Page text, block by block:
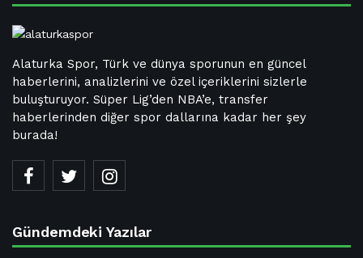
Alaturka Spor, Türk ve dünya sporunun en güncel
haberlerini, analizlerini ve özel içeriklerini sizlerle
buluşturuyor. Süper Lig’den NBA’e, transfer
haberlerinden diğer spor dallarına kadar her şey
burada!
Gündemdeki Yazılar